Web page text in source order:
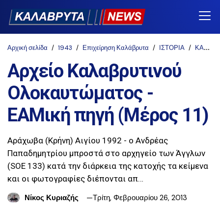
Αρχική σελίδα 1943 Επιχείρηση Καλάβρυτα ΙΣΤΟΡΙΑ ΚΑΛΑΒΡΥΤΑ 1943
Αρχείο Καλαβρυτινού
Ολοκαυτώματος -
ΕΑΜική πηγή (Μέρος 11)
Αράχωβα (Κρήνη) Αιγίου 1992 - ο Ανδρέας
Παπαδημητρίου μπροστά στο αρχηγείο των Άγγλων
(SOE 133) κατά την διάρκεια της κατοχής τα κείμενα
και οι φωτογραφίες διέπονται απ…
Νίκος Κυριαζής
Τρίτη, Φεβρουαρίου 26, 2013